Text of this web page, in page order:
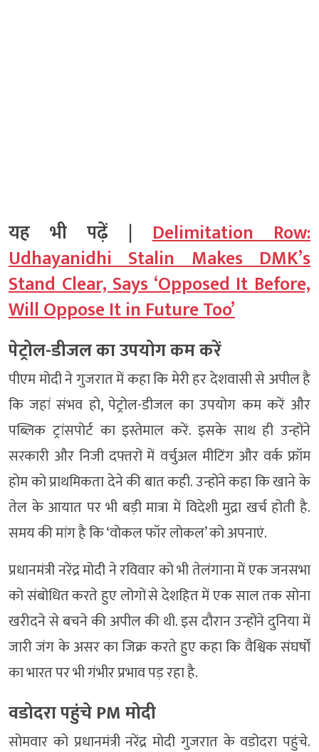
यह भी पढ़ें |Delimitation Row:
Udhayanidhi Stalin Makes DMK’s
Stand Clear, Says ‘Opposed It Before,
Will Oppose It in Future Too’
पेट्रोल-डीजल का उपयोग कम करें
पीएम मोदी ने गुजरात में कहा कि मेरी हर देशवासी से अपील है
कि जहां संभव हो, पेट्रोल-डीजल का उपयोग कम करें और
पब्लिक ट्रांसपोर्ट का इस्तेमाल करें. इसके साथ ही उन्होंने
सरकारी और निजी दफ्तरों में वर्चुअल मीटिंग और वर्क फ्रॉम
होम को प्राथमिकता देने की बात कही. उन्होंने कहा कि खाने के
तेल के आयात पर भी बड़ी मात्रा में विदेशी मुद्रा खर्च होती है.
समय की मांग है कि ‘वोकल फॉर लोकल’ को अपनाएं.
प्रधानमंत्री नरेंद्र मोदी ने रविवार को भी तेलंगाना में एक जनसभा
को संबोधित करते हुए लोगों से देशहित में एक साल तक सोना
खरीदने से बचने की अपील की थी. इस दौरान उन्होंने दुनिया में
जारी जंग के असर का जिक्र करते हुए कहा कि वैश्विक संघर्षों
का भारत पर भी गंभीर प्रभाव पड़ रहा है.
वडोदरा पहुंचे PM मोदी
सोमवार को प्रधानमंत्री नरेंद्र मोदी गुजरात के वडोदरा पहुंचे.